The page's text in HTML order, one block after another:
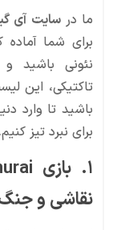
ما درسایت آی
برای شما
نئونی باشید
تاکتیکی، این
باشید تا وارد
برای نبرد تیز کنیم.
نقاشی و